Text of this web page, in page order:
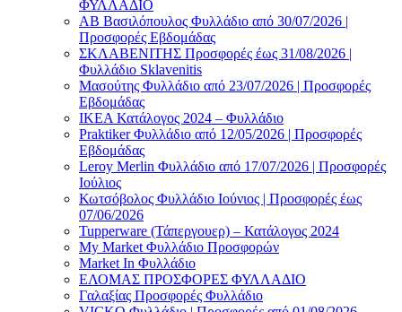
ΦΥΛΛΑΔΙΟ
AB Βασιλόπουλος Φυλλάδιο από 30/07/2026 |
Προσφορές Εβδομάδας
ΣΚΛΑΒΕΝΙΤΗΣ Προσφορές έως 31/08/2026 |
Φυλλάδιο Sklavenitis
Μασούτης Φυλλάδιο από 23/07/2026 | Προσφορές
Εβδομάδας
ΙΚΕΑ Κατάλογος 2024 – Φυλλάδιο
Praktiker Φυλλάδιο από 12/05/2026 | Προσφορές
Εβδομάδας
Leroy Merlin Φυλλάδιο από 17/07/2026 | Προσφορές
Ιούλιος
Κωτσόβολος Φυλλάδιο Ιούνιος | Προσφορές έως
07/06/2026
Tupperware (Τάπεργουερ) – Κατάλογος 2024
My Market Φυλλάδιο Προσφορών
Market In Φυλλάδιο
ΕΛΟΜΑΣ ΠΡΟΣΦΟΡΕΣ ΦΥΛΛΑΔΙΟ
Γαλαξίας Προσφορές Φυλλάδιο